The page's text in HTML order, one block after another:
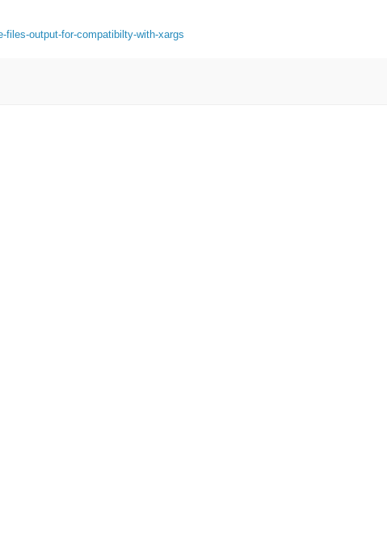
files-output-for-compatibilty-with-xargs